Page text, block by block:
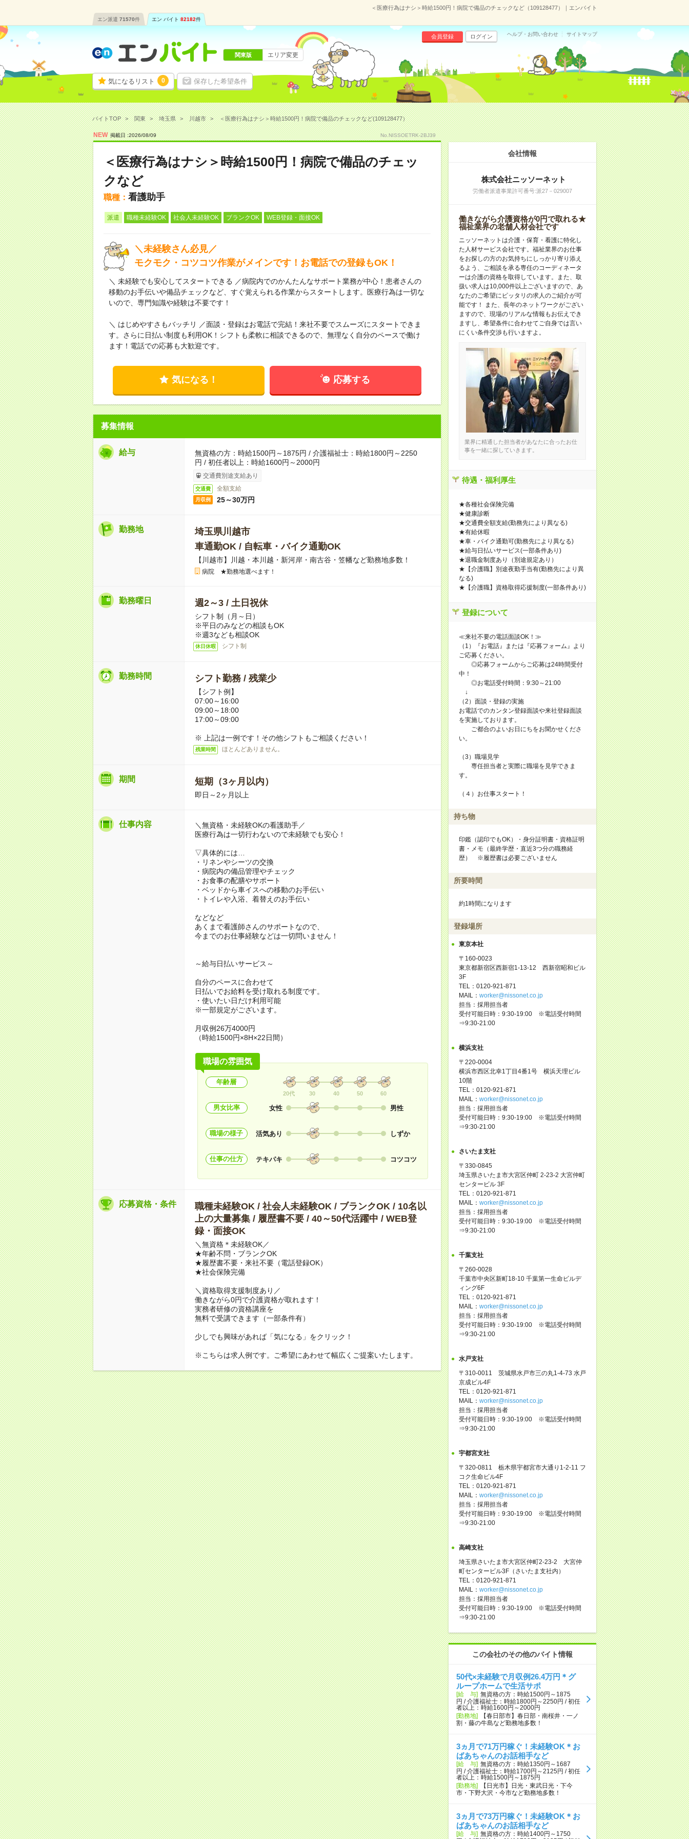
＜医療行為はナシ＞時給1500円！病院で備品のチェックなど（109128477）｜エンバイト
エン派遣 71570件 エン バイト 82182件
気になるリスト 0 保存した希望条件
会員登録 ログイン ヘルプ・お問い合わせ サイトマップ
関東版 エリア変更
バイトTOP 関東 埼玉県 川越市 ＜医療行為はナシ＞時給1500円！病院で備品のチェックなど(109128477）
NEW 掲載日 :2026/08/09 No.NISSOETRK-2BJ39
＜医療行為はナシ＞時給1500円！病院で備品のチェッ
クなど
職種： 看護助手
派遣 職種未経験OK 社会人未経験OK ブランクOK WEB登録・面接OK
＼未経験さん必見／
モクモク・コツコツ作業がメインです！お電話での登録もOK！
＼ 未経験でも安心してスタートできる ／病院内でのかんたんなサポート業務が中心！患者さんの
移動のお手伝いや備品チェックなど、すぐ覚えられる作業からスタートします。医療行為は一切な
いので、専門知識や経験は不要です！
＼ はじめやすさもバッチリ ／面談・登録はお電話で完結！来社不要でスムーズにスタートできま
す。さらに日払い制度も利用OK！シフトも柔軟に相談できるので、無理なく自分のペースで働け
ます！電話での応募も大歓迎です。
気になる！ 応募する
募集情報
給与
無資格の方：時給1500円～1875円 / 介護福祉士：時給1800円～2250
円 / 初任者以上：時給1600円～2000円
交通費別途支給あり
交通費 全額支給
月収例 25～30万円
勤務地
埼玉県川越市
車通勤OK / 自転車・バイク通勤OK
【川越市】川越・本川越・新河岸・南古谷・笠幡など勤務地多数！
病院 ★勤務地選べます！
勤務曜日 週2～3 / 土日祝休
シフト制（月～日）
※平日のみなどの相談もOK
※週3なども相談OK
休日休暇 シフト制
勤務時間 シフト勤務 / 残業少
【シフト例】
07:00～16:00
09:00～18:00
17:00～09:00
※ 上記は一例です！その他シフトもご相談ください！
残業時間 ほとんどありません。
期間 短期（3ヶ月以内）
即日～2ヶ月以上
仕事内容
＼無資格・未経験OKの看護助手／
医療行為は一切行わないので未経験でも安心！
▽具体的には…
・リネンやシーツの交換
・病院内の備品管理やチェック
・お食事の配膳やサポート
・ベッドから車イスへの移動のお手伝い
・トイレや入浴、着替えのお手伝い
などなど
あくまで看護師さんのサポートなので、
今までのお仕事経験などは一切問いません！
～給与日払いサービス～
自分のペースに合わせて
日払いでお給料を受け取れる制度です。
・使いたい日だけ利用可能
※一部規定がございます。
月収例26万4000円
（時給1500円×8H×22日間）
職場の雰囲気
年齢層
20代 30 40 50 60
男女比率 女性 男性
職場の様子 活気あり しずか
仕事の仕方 テキパキ コツコツ
応募資格・条件
職種未経験OK / 社会人未経験OK / ブランクOK / 10名以
上の大量募集 / 履歴書不要 / 40～50代活躍中 / WEB登
録・面接OK
＼無資格＊未経験OK／
★年齢不問・ブランクOK
★履歴書不要・来社不要（電話登録OK）
★社会保険完備
＼資格取得支援制度あり／
働きながら0円で介護資格が取れます！
実務者研修の資格講座を
無料で受講できます（一部条件有）
少しでも興味があれば「気になる」をクリック！
※こちらは求人例です。ご希望にあわせて幅広くご提案いたします。
会社情報
株式会社ニッソーネット
労働者派遣事業許可番号:派27－029007
働きながら介護資格が0円で取れる★
福祉業界の老舗人材会社です
ニッソーネットは介護・保育・看護に特化し
た人材サービス会社です。福祉業界のお仕事
をお探しの方のお気持ちにしっかり寄り添え
るよう、ご相談を承る専任のコーディネータ
ーは介護の資格を取得しています。また、取
扱い求人は10,000件以上ございますので、あ
なたのご希望にピッタリの求人のご紹介が可
能です！ また、長年のネットワークがござい
ますので、現場のリアルな情報もお伝えでき
ますし、希望条件に合わせてご自身では言い
にくい条件交渉も行いますよ。
業界に精通した担当者があなたに合ったお仕
事を一緒に探していきます。
待遇・福利厚生
★各種社会保険完備
★健康診断
★交通費全額支給(勤務先により異なる)
★有給休暇
★車・バイク通勤可(勤務先により異なる)
★給与日払いサービス(一部条件あり)
★退職金制度あり（別途規定あり）
★【介護職】別途夜勤手当有(勤務先により異
なる)
★【介護職】資格取得応援制度(一部条件あり)
登録について
≪来社不要の電話面談OK！≫
（1）『お電話』または『応募フォーム』より
ご応募ください。
◎応募フォームからご応募は24時間受付
中！
◎お電話受付時間：9:30～21:00
↓
（2）面談・登録の実施
お電話でのカンタン登録面談や来社登録面談
を実施しております。
ご都合のよいお日にちをお聞かせくださ
い。
（3）職場見学
専任担当者と実際に職場を見学できま
す。
（４）お仕事スタート！
持ち物
印鑑（認印でもOK）・身分証明書・資格証明
書・メモ（最終学歴・直近3つ分の職務経
歴） ※履歴書は必要ございません
所要時間
約1時間になります
登録場所
東京本社
〒160-0023
東京都新宿区西新宿1-13-12 西新宿昭和ビル
3F
TEL：0120-921-871
MAIL： worker@nissonet.co.jp
担当：採用担当者
受付可能日時：9:30-19:00 ※電話受付時間
⇒9:30-21:00
横浜支社
〒220-0004
横浜市西区北幸1丁目4番1号 横浜天理ビル
10階
TEL：0120-921-871
MAIL： worker@nissonet.co.jp
担当：採用担当者
受付可能日時：9:30-19:00 ※電話受付時間
⇒9:30-21:00
さいたま支社
〒330-0845
埼玉県さいたま市大宮区仲町 2-23-2 大宮仲町
センタービル 3F
TEL：0120-921-871
MAIL： worker@nissonet.co.jp
担当：採用担当者
受付可能日時：9:30-19:00 ※電話受付時間
⇒9:30-21:00
千葉支社
〒260-0028
千葉市中央区新町18-10 千葉第一生命ビルデ
ィング6F
TEL：0120-921-871
MAIL： worker@nissonet.co.jp
担当：採用担当者
受付可能日時：9:30-19:00 ※電話受付時間
⇒9:30-21:00
水戸支社
〒310-0011 茨城県水戸市三の丸1-4-73 水戸
京成ビル4F
TEL：0120-921-871
MAIL： worker@nissonet.co.jp
担当：採用担当者
受付可能日時：9:30-19:00 ※電話受付時間
⇒9:30-21:00
宇都宮支社
〒320-0811 栃木県宇都宮市大通り1-2-11 フ
コク生命ビル4F
TEL：0120-921-871
MAIL： worker@nissonet.co.jp
担当：採用担当者
受付可能日時：9:30-19:00 ※電話受付時間
⇒9:30-21:00
高崎支社
埼玉県さいたま市大宮区仲町2-23-2 大宮仲
町センタービル3F（さいたま支社内）
TEL：0120-921-871
MAIL： worker@nissonet.co.jp
担当：採用担当者
受付可能日時：9:30-19:00 ※電話受付時間
⇒9:30-21:00
この会社のその他のバイト情報
50代×未経験で月収例26.4万円＊グ
ループホームで生活サポ
[給 与] 無資格の方：時給1500円～1875
円 / 介護福祉士：時給1800円～2250円 / 初任
者以上：時給1600円～2000円
[勤務地]
【春日部市】春日部・南桜井・一ノ
割・藤の牛島など勤務地多数！
3ヵ月で71万円稼ぐ！未経験OK＊お
ばあちゃんのお話相手など
[給 与] 無資格の方：時給1350円～1687
円 / 介護福祉士：時給1700円～2125円 / 初任
者以上：時給1500円～1875円
[勤務地]
【日光市】日光・東武日光・下今
市・下野大沢・今市など勤務地多数！
3ヵ月で73万円稼ぐ！未経験OK＊お
ばあちゃんのお話相手など
[給 与] 無資格の方：時給1400円～1750